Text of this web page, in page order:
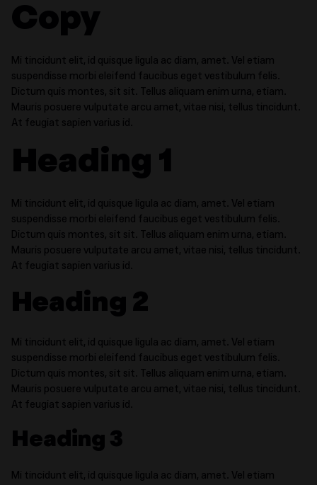
Copy
Mi tincidunt elit, id quisque ligula ac diam, amet. Vel etiam
suspendisse morbi eleifend faucibus eget vestibulum felis.
Dictum quis montes, sit sit. Tellus aliquam enim urna, etiam.
Mauris posuere vulputate arcu amet, vitae nisi, tellus tincidunt.
At feugiat sapien varius id.
Heading 1
Mi tincidunt elit, id quisque ligula ac diam, amet. Vel etiam
suspendisse morbi eleifend faucibus eget vestibulum felis.
Dictum quis montes, sit sit. Tellus aliquam enim urna, etiam.
Mauris posuere vulputate arcu amet, vitae nisi, tellus tincidunt.
At feugiat sapien varius id.
Heading 2
Mi tincidunt elit, id quisque ligula ac diam, amet. Vel etiam
suspendisse morbi eleifend faucibus eget vestibulum felis.
Dictum quis montes, sit sit. Tellus aliquam enim urna, etiam.
Mauris posuere vulputate arcu amet, vitae nisi, tellus tincidunt.
At feugiat sapien varius id.
Heading 3
Mi tincidunt elit, id quisque ligula ac diam, amet. Vel etiam